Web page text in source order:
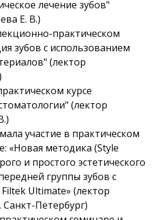
лечение зубов"
Е. В.)
практическом
зубов с использованием
(лектор
курсе
(лектор
участие в практическом
«Новая методика (Style
и простого эстетического
группы зубов с
Ultimate» (лектор
Санкт-Петербург)